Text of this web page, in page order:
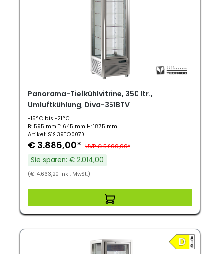
Panorama-Tiefkühlvitrine, 350 ltr.,
Umluftkühlung, Diva-351BTV
-15°C bis -21°C
B: 595 mm T: 645 mm H: 1875 mm
Artikel: S19.39TO0070
€ 3.886,00* UVP € 5.900,00*
Sie sparen: € 2.014,00
(€ 4.663,20 inkl. MwSt.)